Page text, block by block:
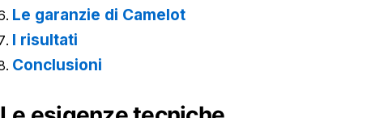
Le garanzie di Camelot
I risultati
Conclusioni